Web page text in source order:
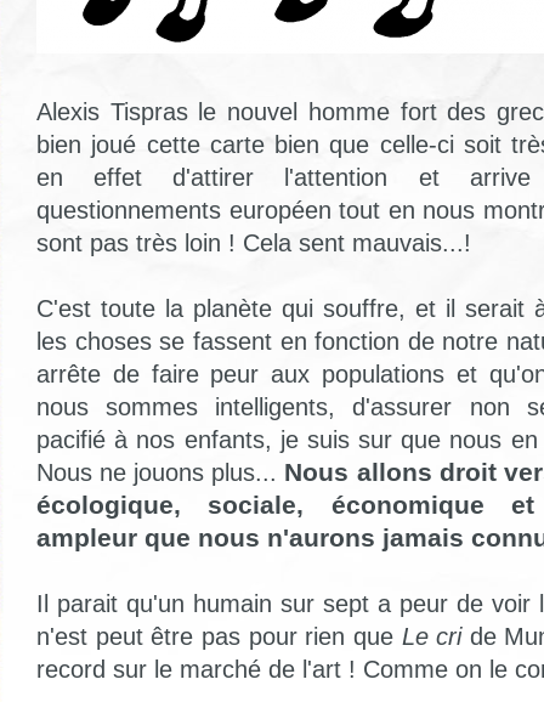
Alexis Tispras le nouvel homme fort des
bien joué cette carte bien que celle-ci soit
en effet d'attirer l'attention et
questionnements européen tout en nous
sont pas très loin ! Cela sent mauvais...!
C'est toute la planète qui souffre, et il serait
les choses se fassent en fonction de notre
arrête de faire peur aux populations et
nous sommes intelligents, d'assurer non
pacifié à nos enfants, je suis sur que nous
Nous ne jouons plus... Nous allons droit
écologique, sociale, économique
ampleur que nous n'aurons jamais
Il parait qu'un humain sur sept a peur de voir
n'est peut être pas pour rien que Le cride
record sur le marché de l'art ! Comme on le